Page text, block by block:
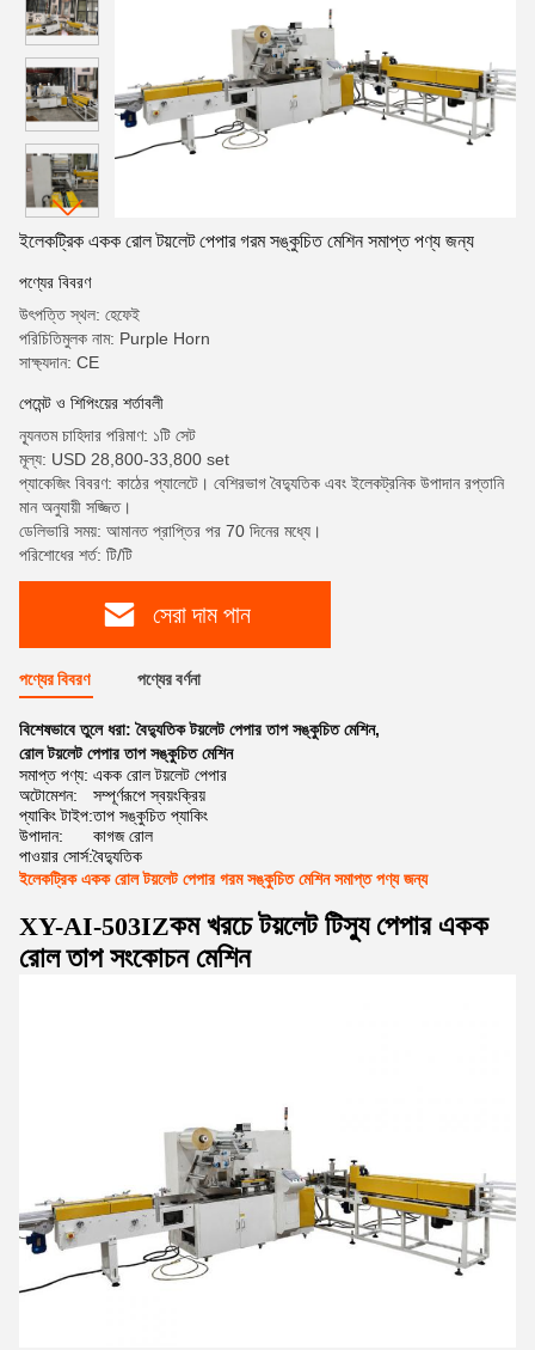
ইলেকট্রিক একক রোল টয়লেট পেপার গরম সঙ্কুচিত মেশিন সমাপ্ত পণ্য জন্য
পণ্যের বিবরণ
উৎপত্তি স্থল: হেফেই
পরিচিতিমুলক নাম: Purple Horn
সাক্ষ্যদান: CE
পেমেন্ট ও শিপিংয়ের শর্তাবলী
ন্যূনতম চাহিদার পরিমাণ: ১টি সেট
মূল্য: USD 28,800-33,800 set
প্যাকেজিং বিবরণ: কাঠের প্যালেটে। বেশিরভাগ বৈদ্যুতিক এবং ইলেকট্রনিক উপাদান রপ্তানি
মান অনুযায়ী সজ্জিত।
ডেলিভারি সময়: আমানত প্রাপ্তির পর 70 দিনের মধ্যে।
পরিশোধের শর্ত: টি/টি
সেরা দাম পান
পণ্যের বিবরণ পণ্যের বর্ণনা
বিশেষভাবে তুলে ধরা:বৈদ্যুতিক টয়লেট পেপার তাপ সঙ্কুচিত মেশিন,
রোল টয়লেট পেপার তাপ সঙ্কুচিত মেশিন
সমাপ্ত পণ্য: একক রোল টয়লেট পেপার
অটোমেশন:
সম্পূর্ণরূপে স্বয়ংক্রিয়
প্যাকিং টাইপ:তাপ সঙ্কুচিত প্যাকিং
উপাদান:
কাগজ রোল
পাওয়ার সোর্স:বৈদ্যুতিক
ইলেকট্রিক একক রোল টয়লেট পেপার গরম সঙ্কুচিত মেশিন সমাপ্ত পণ্য জন্য
XY-AI-503IZকম খরচে টয়লেট টিস্যু পেপার একক
রোল তাপ সংকোচন মেশিন